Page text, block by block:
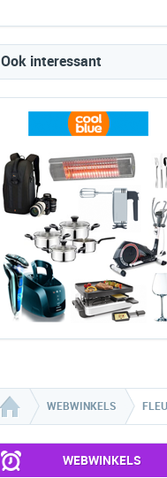
Ook interessant
WEBWINKELS
WEBWINKELS